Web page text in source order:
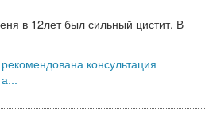
в 12лет был сильный цистит. В
консультация